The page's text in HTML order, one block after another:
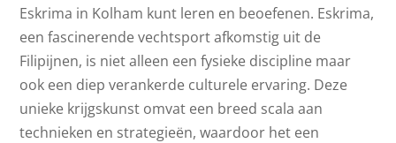
Eskrima in Kolham kunt leren en beoefenen. Eskrima,
een fascinerende vechtsport afkomstig uit de
Filipijnen, is niet alleen een fysieke discipline maar
ook een diep verankerde culturele ervaring. Deze
unieke krijgskunst omvat een breed scala aan
technieken en strategieën, waardoor het een